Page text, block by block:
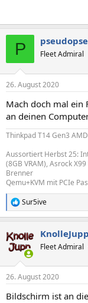
P Fleet Admiral
26. August 2020
Mach doch mal ein
an deinen
Thinkpad T14 Gen3
Aussortiert Herbst 25:
(8GB VRAM), Asrock
Brenner
Qemu+KVM mit PCIe
R
e
k
t
i
e
:
Sur5ive
KnolleJupp
Fleet Admiral
26. August 2020
Bildschirm ist an